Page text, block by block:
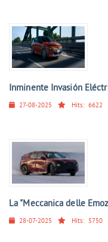
Inminente Invasión
27-08-2025 Hits: 6622
La "Meccanica delle
28-07-2025 Hits: 5750